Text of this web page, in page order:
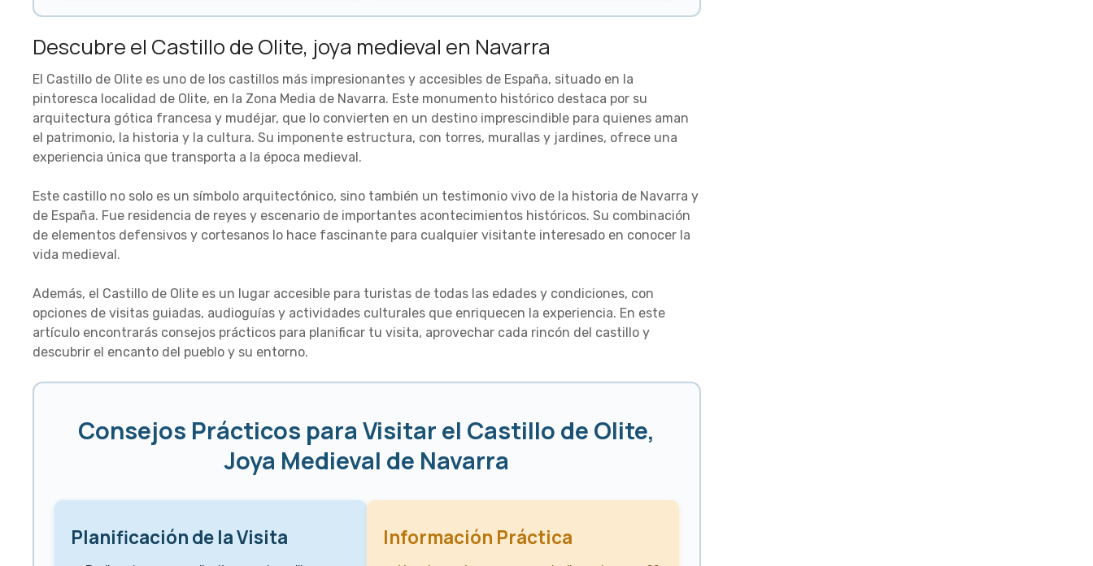
Descubre el Castillo de Olite, joya medieval en Navarra
El Castillo de Olite es uno de los castillos más impresionantes y accesibles de España, situado en la
pintoresca localidad de Olite, en la Zona Media de Navarra. Este monumento histórico destaca por su
arquitectura gótica francesa y mudéjar, que lo convierten en un destino imprescindible para quienes aman
el patrimonio, la historia y la cultura. Su imponente estructura, con torres, murallas y jardines, ofrece una
experiencia única que transporta a la época medieval.
Este castillo no solo es un símbolo arquitectónico, sino también un testimonio vivo de la historia de Navarra y
de España. Fue residencia de reyes y escenario de importantes acontecimientos históricos. Su combinación
de elementos defensivos y cortesanos lo hace fascinante para cualquier visitante interesado en conocer la
vida medieval.
Además, el Castillo de Olite es un lugar accesible para turistas de todas las edades y condiciones, con
opciones de visitas guiadas, audioguías y actividades culturales que enriquecen la experiencia. En este
artículo encontrarás consejos prácticos para planificar tu visita, aprovechar cada rincón del castillo y
descubrir el encanto del pueblo y su entorno.
Consejos Prácticos para Visitar el Castillo de Olite,
Joya Medieval de Navarra
Planificación de la Visita Información Práctica